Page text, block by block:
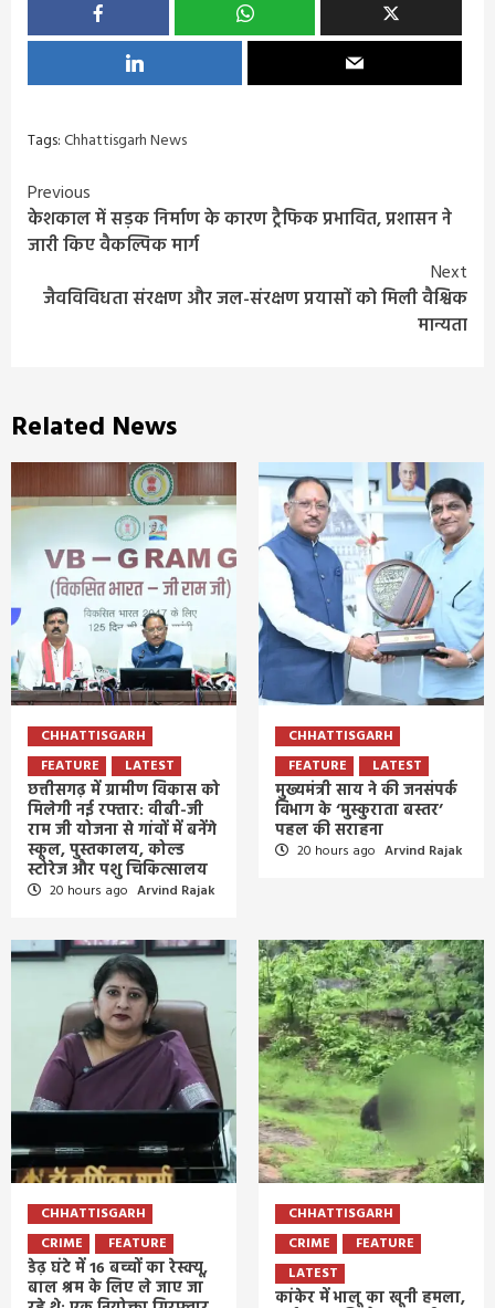
Tags:Chhattisgarh News
Continue
Reading
Previous
केशकाल में सड़क निर्माण के कारण ट्रैफिक प्रभावित, प्रशासन ने
जारी किए वैकल्पिक मार्ग
Next
जैवविविधता संरक्षण और जल-संरक्षण प्रयासों को मिली वैश्विक
मान्यता
Related News
CHHATTISGARH
FEATURE
LATEST
छत्तीसगढ़ में ग्रामीण विकास को
मिलेगी नई रफ्तार: वीबी-जी
राम जी योजना से गांवों में बनेंगे
स्कूल, पुस्तकालय, कोल्ड
स्टोरेज और पशु चिकित्सालय
20 hours ago Arvind Rajak
CHHATTISGARH
FEATURE
LATEST
मुख्यमंत्री साय ने की जनसंपर्क
विभाग के ‘मुस्कुराता बस्तर’
पहल की सराहना
20 hours ago Arvind Rajak
CHHATTISGARH
CRIME
FEATURE
डेढ़ घंटे में 16 बच्चों का रेस्क्यू,
बाल श्रम के लिए ले जाए जा
CHHATTISGARH
CRIME
FEATURE
LATEST
कांकेर में भालू का खूनी हमला,